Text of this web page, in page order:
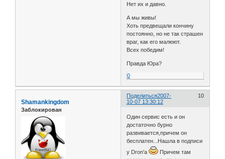
Нет их и давно.
А мы живы!
Хоть предвещали кончину
постоянно, но не так страшен
враг, как его малюют.
Всех победим!
Правда Юра?
0
Поделиться 10
2007-
10-07 13:30:12
Shamankingdom
Заблокирован
Один сервис есть и он
достаточно бурно
развивается,причем он
бесплатен...Нашла в подписи
у Dron'а
Причем там